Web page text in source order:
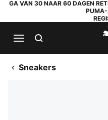
GA VAN 30 NAAR 60 DAGEN
Sneakers